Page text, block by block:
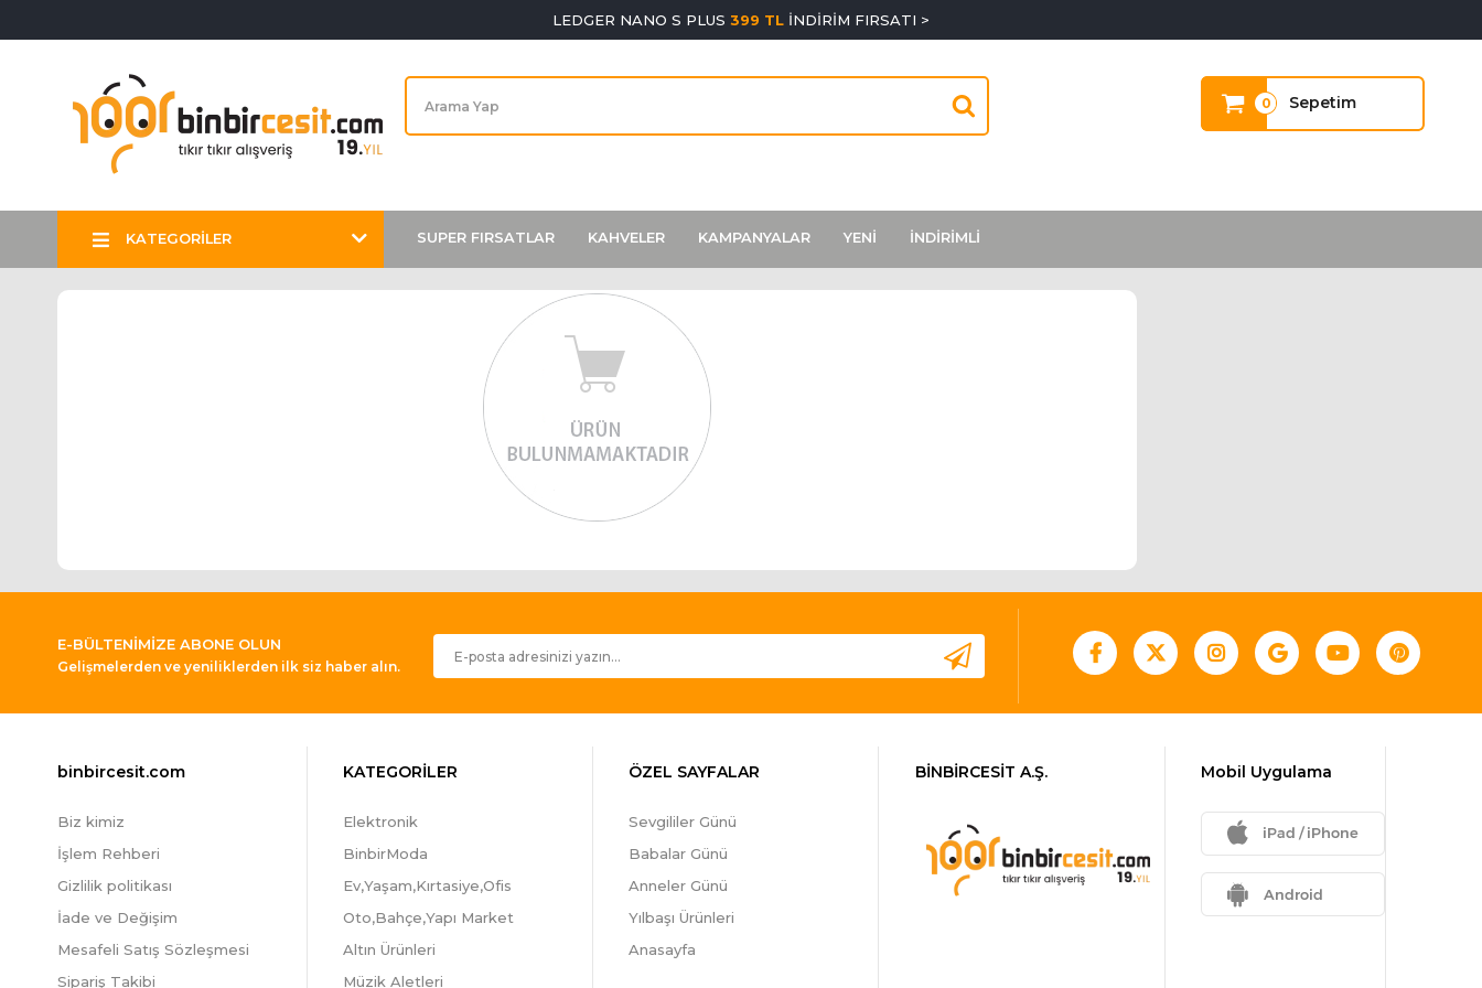
LEDGER NANO S PLUS 399 TL İNDİRİM FIRSATI >
Sepetim
0
KATEGORİLER SUPER FIRSATLAR KAHVELER KAMPANYALAR YENİ İNDİRİMLİ
E-BÜLTENİMİZE ABONE OLUN
Gelişmelerden ve yeniliklerden ilk siz haber alın.
binbircesit.com
Biz kimiz
İşlem Rehberi
Gizlilik politikası
İade ve Değişim
Mesafeli Satış Sözleşmesi
Sipariş Takibi
KATEGORİLER
Elektronik
BinbirModa
Ev,Yaşam,Kırtasiye,Ofis
Oto,Bahçe,Yapı Market
Altın Ürünleri
Müzik Aletleri
ÖZEL SAYFALAR
Sevgililer Günü
Babalar Günü
Anneler Günü
Yılbaşı Ürünleri
Anasayfa
BİNBİRCESİT A.Ş. Mobil Uygulama